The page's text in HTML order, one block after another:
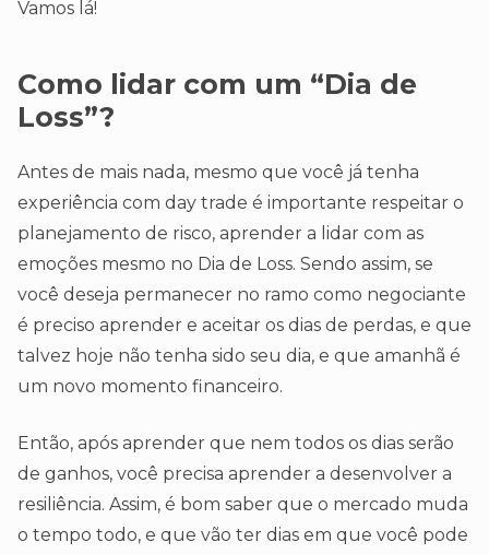
Vamos lá!
Como lidar com um “Dia de
Loss”?
Antes de mais nada, mesmo que você já tenha
experiência com day trade é importante respeitar o
planejamento de risco, aprender a lidar com as
emoções mesmo no Dia de Loss. Sendo assim, se
você deseja permanecer no ramo como negociante
é preciso aprender e aceitar os dias de perdas, e que
talvez hoje não tenha sido seu dia, e que amanhã é
um novo momento financeiro.
Então, após aprender que nem todos os dias serão
de ganhos, você precisa aprender a desenvolver a
resiliência. Assim, é bom saber que o mercado muda
o tempo todo, e que vão ter dias em que você pode